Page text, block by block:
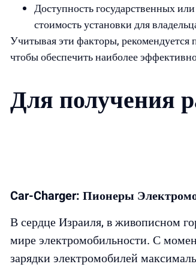
Доступность государственных
стоимость установки для
Учитывая эти факторы, рекомендуется
чтобы обеспечить наиболее
Для получения
Car-Charger: Пионеры
В сердце Израиля, в живописном
мире электромобильности. С
зарядки электромобилей